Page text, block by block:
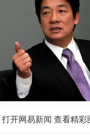
打开网易新闻 查看精彩